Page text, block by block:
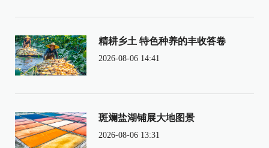
精耕乡土 特色种养的丰收答卷
2026-08-06 14:41
斑斓盐湖铺展大地图景
2026-08-06 13:31